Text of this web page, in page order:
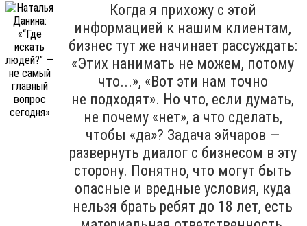
Когда я прихожу с этой
информацией к нашим клиентам,
бизнес тут же начинает рассуждать:
«Этих нанимать не можем, потому
что...», «Вот эти нам точно
не подходят». Но что, если думать,
не почему «нет», а что сделать,
чтобы «да»? Задача эйчаров —
развернуть диалог с бизнесом в эту
сторону. Понятно, что могут быть
опасные и вредные условия, куда
нельзя брать ребят до 18 лет, есть